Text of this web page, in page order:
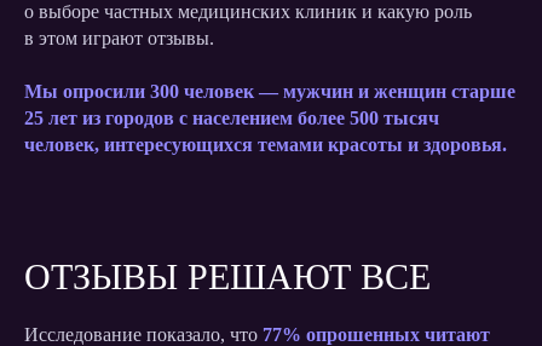
о выборе частных медицинских клиник и какую роль
в этом играют отзывы.
Мы опросили 300 человек — мужчин и женщин старше
25 лет из городов с населением более 500 тысяч
человек, интересующихся темами красоты и здоровья.
ОТЗЫВЫ РЕШАЮТ ВСЕ
Исследование показало, что 77% опрошенных читают